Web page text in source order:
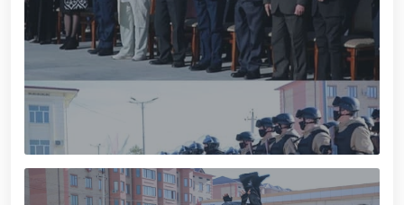
Hamkorlikdagi profilaktik tadbirlar davom
ettirilmoqda. Xavfsiz muhitni ta’minlashga
qaratilgan chora-tadbirlar Milliy gvardiya
qo‘mondoni general-polkovnik B. Tashmatov
rahbarligida Yunusobod tumanida amalga oshirildi //
Buyuk davlat arbobi Sohibqiron Amir Temur
tavalludining 690 yilligi munosabati bilan,
O‘zbekiston Milliy kino san'ati saroyida Milliy
gvardiya tizimidagi yoshlar bilan uchrashuv bo‘lib
o‘tdi. // Bayram kunlarida xavfsizlik toʻliq taʼminlandi
// Navroʻz shukuhi: otliq paradlar tashkil etildi //